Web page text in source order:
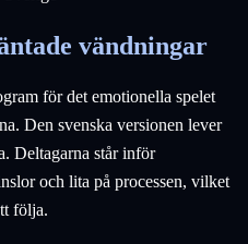
vändningar
för det emotionella spelet
Den svenska versionen lever
Deltagarna står inför
och lita på processen, vilket
följa.